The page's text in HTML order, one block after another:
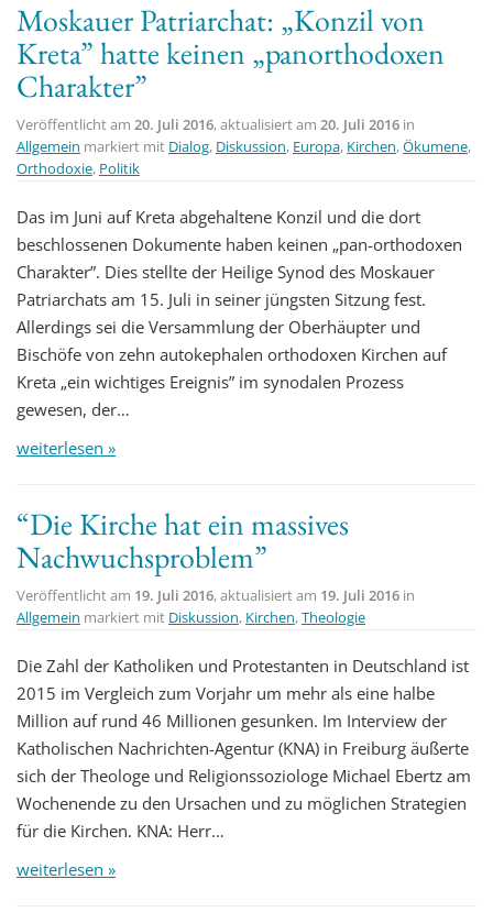
Moskauer Patriarchat: „Konzil von
Kreta” hatte keinen „panorthodoxen
Charakter”
Veröffentlicht am 20. Juli 2016, aktualisiert am 20. Juli 2016 in
Allgemein markiert mit Dialog, Diskussion, Europa, Kirchen,Ökumene,
Orthodoxie, Politik
Das im Juni auf Kreta abgehaltene Konzil und die dort
beschlossenen Dokumente haben keinen „pan-orthodoxen
Charakter”. Dies stellte der Heilige Synod des Moskauer
Patriarchats am 15. Juli in seiner jüngsten Sitzung fest.
Allerdings sei die Versammlung der Oberhäupter und
Bischöfe von zehn autokephalen orthodoxen Kirchen auf
Kreta „ein wichtiges Ereignis” im synodalen Prozess
gewesen, der…
weiterlesen »
“Die Kirche hat ein massives
Nachwuchsproblem”
Veröffentlicht am 19. Juli 2016, aktualisiert am 19. Juli 2016 in
Allgemein markiert mit Diskussion, Kirchen,Theologie
Die Zahl der Katholiken und Protestanten in Deutschland ist
2015 im Vergleich zum Vorjahr um mehr als eine halbe
Million auf rund 46 Millionen gesunken. Im Interview der
Katholischen Nachrichten-Agentur (KNA) in Freiburg äußerte
sich der Theologe und Religionssoziologe Michael Ebertz am
Wochenende zu den Ursachen und zu möglichen Strategien
für die Kirchen. KNA: Herr…
weiterlesen »